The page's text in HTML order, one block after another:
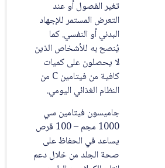
تغير الفصول أو عند
التعرض المستمر للإجهاد
البدني أو النفسي. كما
يُنصح به للأشخاص الذين
لا يحصلون على كميات
كافية من فيتامين C من
النظام الغذائي اليومي.
جاميسون فيتامين سي
1000 مجم – 100 قرص
يساعد في الحفاظ على
صحة الجلد من خلال دعم